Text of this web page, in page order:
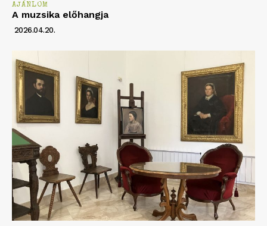
AJÁNLOM
A muzsika előhangja
2026.04.20.